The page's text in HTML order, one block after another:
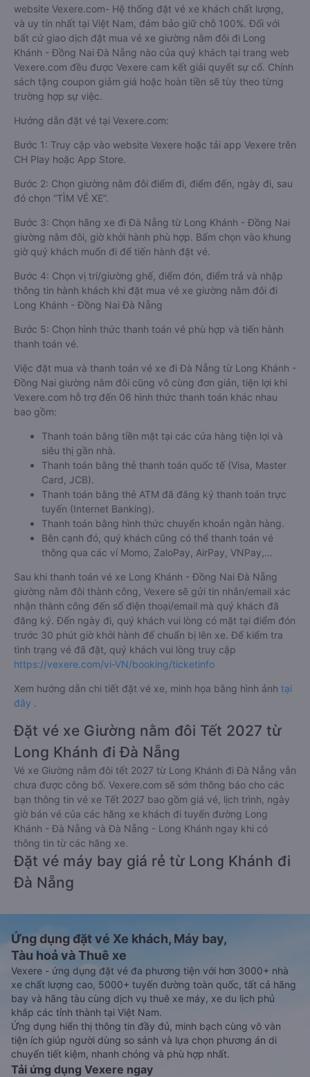
website Vexere.com- Hệ thống đặt vé xe khách chất lượng,
và uy tín nhất tại Việt Nam, đảm bảo giữ chỗ 100%. Đối với
bất cứ giao dịch đặt mua vé xe giường nằm đôi đi Long
Khánh - Đồng Nai Đà Nẵng nào của quý khách tại trang web
Vexere.com đều được Vexere cam kết giải quyết sự cố. Chính
sách tặng coupon giảm giá hoặc hoàn tiền sẽ tùy theo từng
trường hợp sự việc.
Hướng dẫn đặt vé tại Vexere.com:
Bước 1: Truy cập vào website Vexere hoặc tải app Vexere trên
CH Play hoặc App Store.
Bước 2: Chọn giường nằm đôi điểm đi, điểm đến, ngày đi, sau
đó chọn “TÌM VÉ XE”.
Bước 3: Chọn hãng xe đi Đà Nẵng từ Long Khánh - Đồng Nai
giường nằm đôi, giờ khởi hành phù hợp. Bấm chọn vào khung
giờ quý khách muốn đi để tiến hành đặt vé.
Bước 4: Chọn vị trí/giường ghế, điểm đón, điểm trả và nhập
thông tin hành khách khi đặt mua vé xe giường nằm đôi đi
Long Khánh - Đồng Nai Đà Nẵng
Bước 5: Chọn hình thức thanh toán vé phù hợp và tiến hành
thanh toán vé.
Việc đặt mua và thanh toán vé xe đi Đà Nẵng từ Long Khánh -
Đồng Nai giường nằm đôi cũng vô cùng đơn giản, tiện lợi khi
Vexere.com hỗ trợ đến 06 hình thức thanh toán khác nhau
bao gồm:
Thanh toán bằng tiền mặt tại các cửa hàng tiện lợi và
siêu thị gần nhà.
Thanh toán bằng thẻ thanh toán quốc tế (Visa, Master
Card, JCB).
Thanh toán bằng thẻ ATM đã đăng ký thanh toán trực
tuyến (Internet Banking).
Thanh toán bằng hình thức chuyển khoản ngân hàng.
Bên cạnh đó, quý khách cũng có thể thanh toán vé
thông qua các ví Momo, ZaloPay, AirPay, VNPay,…
Sau khi thanh toán vé xe Long Khánh - Đồng Nai Đà Nẵng
giường nằm đôi thành công, Vexere sẽ gửi tin nhắn/email xác
nhận thành công đến số điện thoại/email mà quý khách đã
đăng ký. Đến ngày đi, quý khách vui lòng có mặt tại điểm đón
trước 30 phút giờ khởi hành để chuẩn bị lên xe. Để kiểm tra
tình trạng vé đã đặt, quý khách vui lòng truy cập
https://vexere.com/vi-VN/booking/ticketinfo
Xem hướng dẫn chi tiết đặt vé xe, minh họa bằng hình ảnh tại
đây .
Đặt vé xe Giường nằm đôi Tết 2027 từ
Long Khánh đi Đà Nẵng
Vé xe Giường nằm đôi tết 2027 từ Long Khánh đi Đà Nẵng vẫn
chưa được công bố. Vexere.com sẽ sớm thông báo cho các
bạn thông tin vé xe Tết 2027 bao gồm giá vé, lịch trình, ngày
giờ bán vé của các hãng xe khách đi tuyến đường Long
Khánh - Đà Nẵng và Đà Nẵng - Long Khánh ngay khi có
thông tin từ các hãng xe.
Đặt vé máy bay giá rẻ từ Long Khánh đi
Đà Nẵng
Ứng dụng đặt vé Xe khách, Máy bay,
Tàu hoả và Thuê xe
Vexere - ứng dụng đặt vé đa phương tiện với hơn 3000+ nhà
xe chất lượng cao, 5000+ tuyến đường toàn quốc, tất cả hãng
bay và hãng tàu cùng dịch vụ thuê xe máy, xe du lịch phủ
khắp các tỉnh thành tại Việt Nam.
Ứng dụng hiển thị thông tin đầy đủ, minh bạch cùng vô vàn
tiện ích giúp người dùng so sánh và lựa chọn phương án di
chuyển tiết kiệm, nhanh chóng và phù hợp nhất.
Tải ứng dụng Vexere ngay